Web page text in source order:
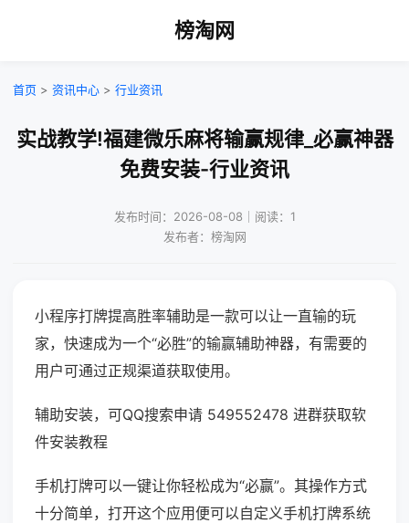
榜淘网
首页 > 资讯中心 > 行业资讯
实战教学!福建微乐麻将输赢规律_必赢神器
免费安装-行业资讯
发布时间：2026-08-08｜阅读：1
发布者：榜淘网
小程序打牌提高胜率辅助是一款可以让一直输的玩
家，快速成为一个“必胜”的输赢辅助神器，有需要的
用户可通过正规渠道获取使用。
辅助安装，可QQ搜索申请 549552478 进群获取软
件安装教程
手机打牌可以一键让你轻松成为“必赢”。其操作方式
十分简单，打开这个应用便可以自定义手机打牌系统